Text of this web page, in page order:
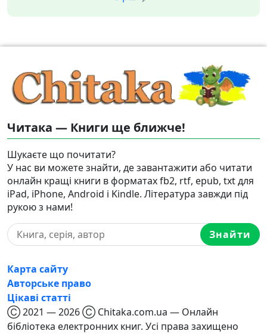
Читака — Книги ще ближче!
Шукаєте що почитати?
У нас ви можете знайти, де завантажити або читати
онлайн кращі книги в форматах fb2, rtf, epub, txt для
iPad, iPhone, Android і Kindle. Література завжди під
рукою з нами!
Знайти
Карта сайту
Авторське право
Цікаві статті
Ⓒ 2021 — 2026 Ⓒ Chitaka.com.ua — Онлайн
бібліотека електронних книг. Усі права захищено